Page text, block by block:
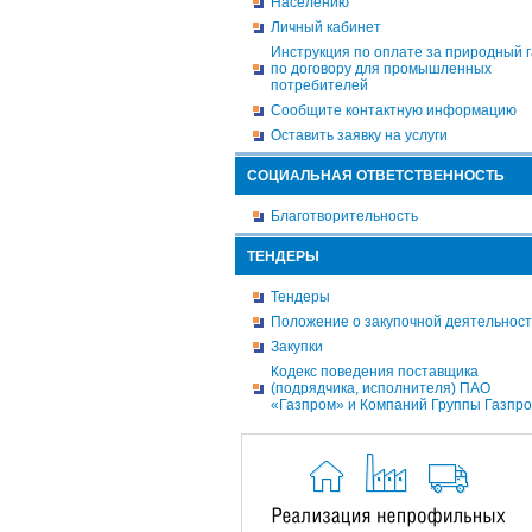
Личный кабинет
Инструкция по оплате за природный
по договору для промышленных
потребителей
Сообщите контактную информацию
Оставить заявку на услуги
СОЦИАЛЬНАЯ ОТВЕТСТВЕННОСТЬ
Благотворительность
ТЕНДЕРЫ
Тендеры
Положение о закупочной
Закупки
Кодекс поведения поставщика
(подрядчика, исполнителя) ПАО
«Газпром» и Компаний Группы